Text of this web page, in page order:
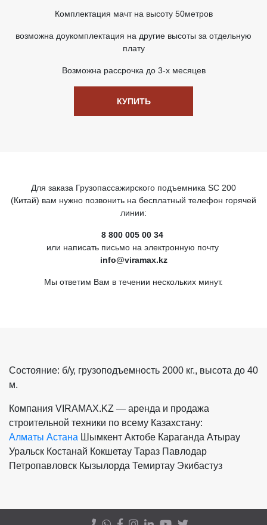
Комплектация мачт на высоту 50метров
возможна доукомплектация на другие высоты за отдельную
плату
Возможна рассрочка до 3-х месяцев
КУПИТЬ
Для заказа Грузопассажирского подъемника SC 200
(Китай) вам нужно позвонить на бесплатный телефон горячей
линии:
8 800 005 00 34
или написать письмо на электронную почту
info@viramax.kz
Мы ответим Вам в течении нескольких минут.
Состояние: б/у, грузоподъемность 2000 кг., высота до 40
м.
Компания VIRAMAX.KZ — аренда и продажа
строительной техники по всему Казахстану:
Алматы Астана Шымкент Актобе Караганда Атырау
Уральск Костанай Кокшетау Тараз Павлодар
Петропавловск Кызылорда Темиртау Экибастуз